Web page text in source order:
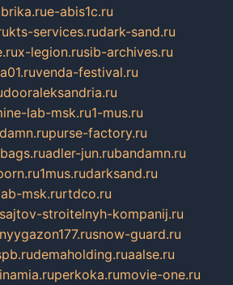
e-abis1c.ru
kts-services.rudark-sand.ru
x-legion.rusib-archives.ru
venda-festival.ru
dooraleksandria.ru
lab-msk.ru1-mus.ru
purse-factory.ru
adler-jun.rubandamn.ru
1mus.rudarksand.ru
msk.rurtdco.ru
stroitelnyh-kompanij.ru
snow-guard.ru
demaholding.ruaalse.ru
perkoka.rumovie-one.ru